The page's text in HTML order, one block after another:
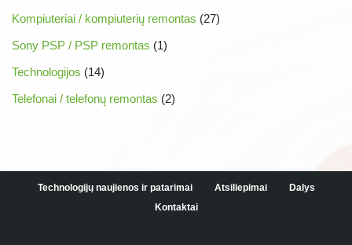
Kompiuteriai / kompiuterių remontas (27)
Sony PSP / PSP remontas (1)
Technologijos (14)
Telefonai / telefonų remontas (2)
Technologijų naujienos ir patarimai Atsiliepimai
Dalys
Kontaktai